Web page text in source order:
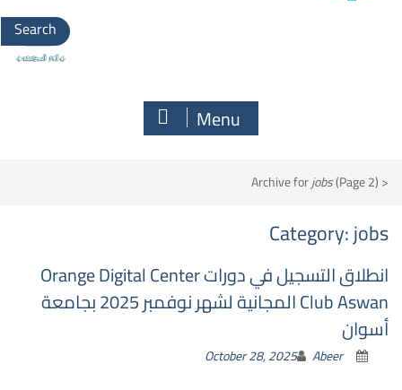
Menu
<
Archive forjobs(Page 2)
Category:jobs
انطلاق التسجيل في دورات Orange Digital Center
Club Aswan المجانية لشهر نوفمبر 2025 بجامعة
أسوان
October 28, 2025 Abeer